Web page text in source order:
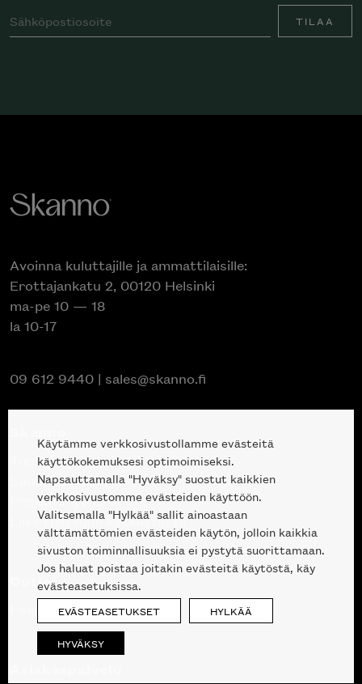
TILAA
Avoinna kuluttajille ja ammattilaisille:
Erottajankatu 2, 00120 Helsinki
ma-pe 10 — 18
la 10-17
09 612 9440 | sales@skanno.fi
Tuotteet
Suunnittelupalvelu
Projektimyynti
Liike Helsingin keskustassa
Outlet
Poistuvat mallikappaleet
Käytämme verkkosivustollamme evästeitä
käyttökokemuksesi optimoimiseksi.
Napsauttamalla "Hyväksy" suostut kaikkien
verkkosivustomme evästeiden käyttöön.
Valitsemalla "Hylkää" sallit ainoastaan
välttämättömien evästeiden käytön, jolloin kaikkia
sivuston toiminnallisuuksia ei pystytä suorittamaan.
Jos haluat poistaa joitakin evästeitä käytöstä, käy
evästeasetuksissa.
EVÄSTEASETUKSET HYLKÄÄ
HYVÄKSY